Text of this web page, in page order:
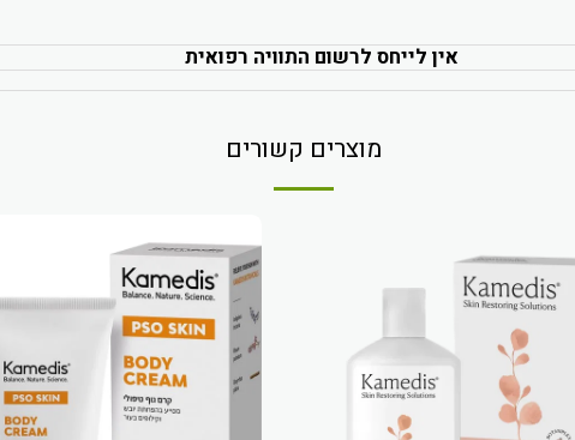
אין לייחס לרשום התוויה רפואית
מוצרים קשורים